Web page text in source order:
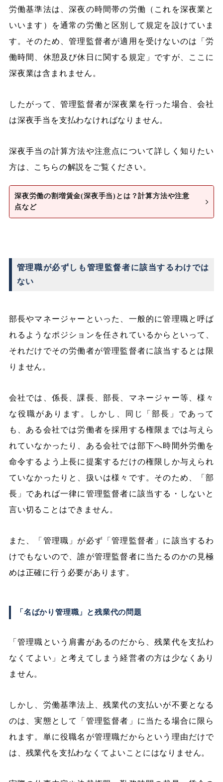
労働基準法は、深夜の時間帯の労働（これを深夜業と
いいます）を通常の労働と区別して規定を設けていま
す。そのため、管理監督者が適用を受けないのは「労
働時間、休憩及び休日に関する規定」ですが、ここに
深夜業は含まれません。
したがって、管理監督者が深夜業を行った場合、会社
は深夜手当を支払わなければなりません。
深夜手当の計算方法や注意点について詳しく知りたい
方は、こちらの解説をご覧ください。
深夜労働の割増賃金(深夜手当)とは？計算方法や注意
点など
管理職が必ずしも管理監督者に該当するわけでは
ない
部長やマネージャーといった、一般的に管理職と呼ば
れるようなポジションを任されているからといって、
それだけでその労働者が管理監督者に該当するとは限
りません。
会社では、係長、課長、部長、マネージャー等、様々
な役職があります。しかし、同じ「部長」であって
も、ある会社では労働者を採用する権限までは与えら
れていなかったり、ある会社では部下へ時間外労働を
命令するよう上長に提案するだけの権限しか与えられ
ていなかったりと、扱いは様々です。そのため、「部
長」であれば一律に管理監督者に該当する・しないと
言い切ることはできません。
また、「管理職」が必ず「管理監督者」に該当するわ
けでもないので、誰が管理監督者に当たるのかの見極
めは正確に行う必要があります。
「名ばかり管理職」と残業代の問題
「管理職という肩書があるのだから、残業代を支払わ
なくてよい」と考えてしまう経営者の方は少なくあり
ません。
しかし、労働基準法上、残業代の支払いが不要となる
のは、実態として「管理監督者」に当たる場合に限ら
れます。単に役職名が管理職だからという理由だけで
は、残業代を支払わなくてよいことにはなりません。